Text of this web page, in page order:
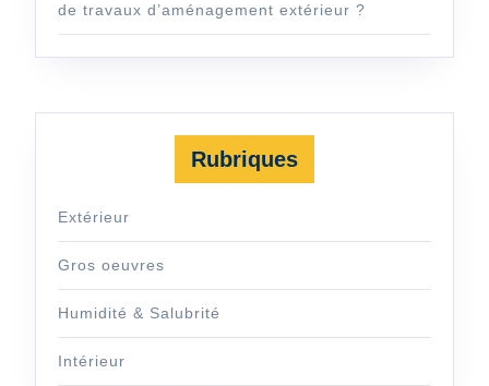
de travaux d’aménagement extérieur ?
Rubriques
Extérieur
Gros oeuvres
Humidité & Salubrité
Intérieur